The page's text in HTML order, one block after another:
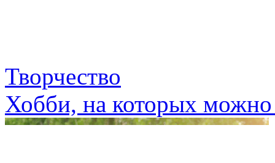
Творчество
Хобби, на которых можно